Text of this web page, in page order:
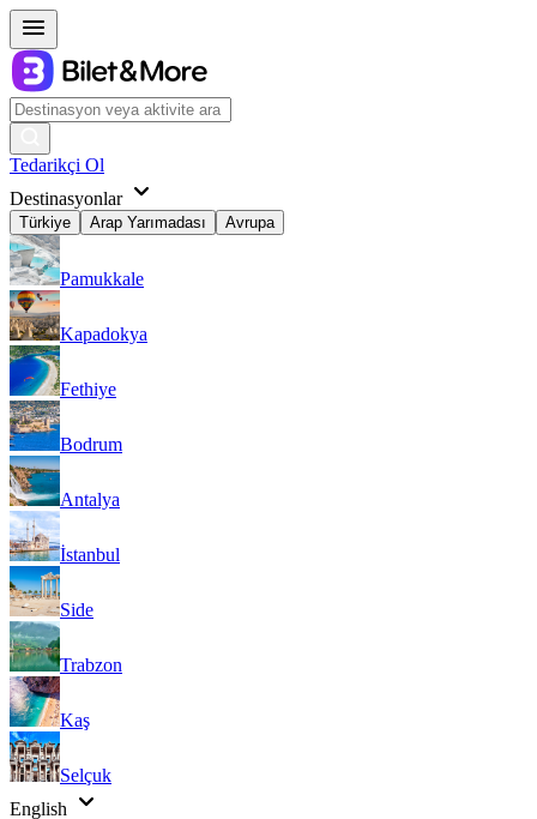
Tedarikçi Ol
Destinasyonlar
Türkiye Arap Yarımadası Avrupa
Pamukkale
Kapadokya
Fethiye
Bodrum
Antalya
İstanbul
Side
Trabzon
Kaş
Selçuk
English